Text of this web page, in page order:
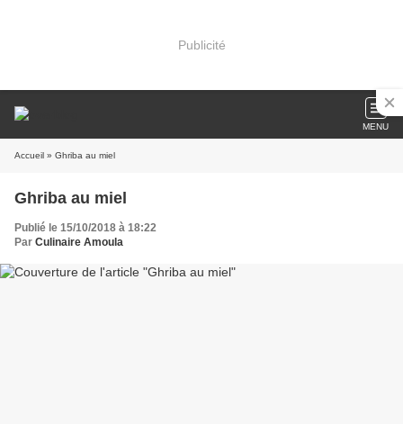
Publicité
MENU
Accueil » Ghriba au miel
Ghriba au miel
Publié le 15/10/2018 à 18:22
Par Culinaire Amoula